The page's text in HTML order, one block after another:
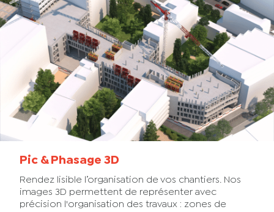
Pic & Phasage 3D
Rendez lisible l’organisation de vos chantiers. Nos
images 3D permettent de représenter avec
précision l'organisation des travaux : zones de